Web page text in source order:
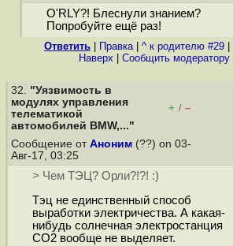
O'RLY?! Блеснули знанием?
Попробуйте ещё раз!
Ответить Правка| ^ к родителю #29
Наверх
Cообщить модератору
32. "Уязвимость в
модулях управления
телематикой
автомобилей BMW,..."
+ / –
Сообщение от Аноним (??) on 03-
Авг-17, 03:25
> Чем ТЭЦ? Орли?!?! :)
Тэц не единственный способ
выработки электричества. А какая-
нибудь солнечная электростанция
CO2 вообще не выделяет.